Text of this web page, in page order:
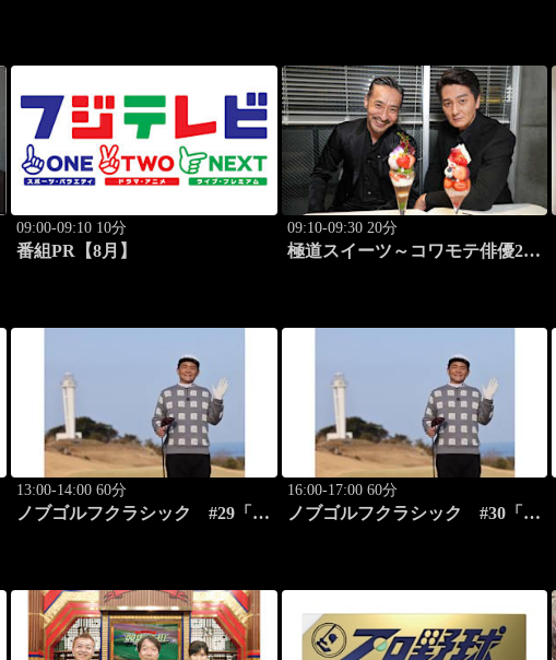
09:00-09:10 10分
番組PR【8月】
09:10-09:30 20分
極道スイーツ～コワモテ俳優2人
13:00-14:00 60分
ノブゴルフクラシック #29「清
16:00-17:00 60分
ノブゴルフクラシック #30「富